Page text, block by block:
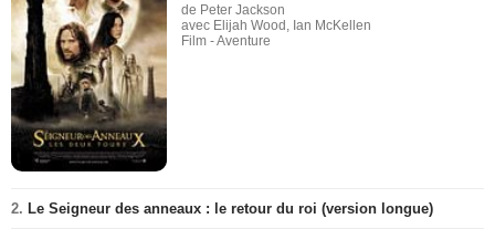
de Peter Jackson
avec Elijah Wood, Ian McKellen
Film - Aventure
2. Le Seigneur des anneaux : le retour du roi (version longue)